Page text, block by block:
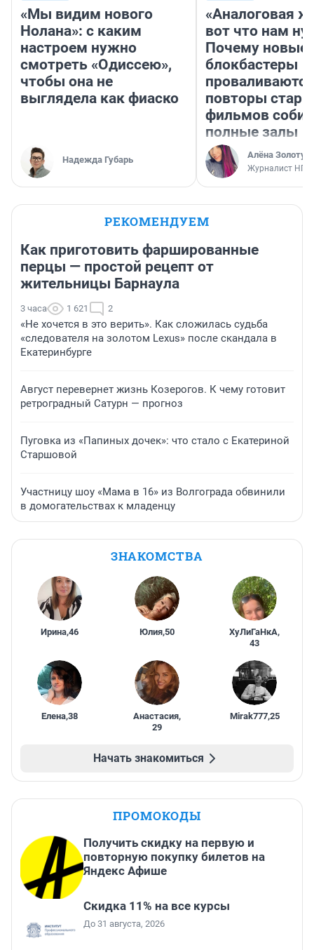
«Мы видим нового
Нолана»: с каким
настроем нужно
смотреть «Одиссею»,
чтобы она не
выглядела как фиаско
Надежда Губарь
«Аналоговая
вот что нам
Почему новые
блокбастеры
повторы
фильмов
полные залы
Алёна
Журналист НГС
РЕКОМЕНДУЕМ
Как приготовить фаршированные
перцы — простой рецепт от
жительницы Барнаула
3 часа 1 621 2
«Не хочется в это верить». Как сложилась судьба
«следователя на золотом Lexus» после скандала в
Екатеринбурге
Август перевернет жизнь Козерогов. К чему готовит
ретроградный Сатурн — прогноз
Пуговка из «Папиных дочек»: что стало с Екатериной
Старшовой
Участницу шоу «Мама в 16» из Волгограда обвинили
в домогательствах к младенцу
ЗНАКОМСТВА
Ирина,46 Юлия,50 ХуЛиГаНкА,
43
Елена,38 Анастасия,
29
Mirak777,25
Начать знакомиться
ПРОМОКОДЫ
Получить скидку на первую и
повторную покупку билетов на
Яндекс Афише
Скидка 11% на все курсы
До 31 августа, 2026